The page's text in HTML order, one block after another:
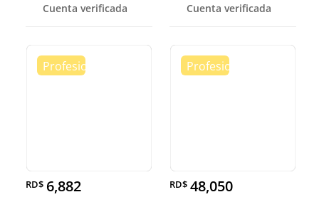
Cuenta verificada Cuenta verificada
RD$ 6,882 RD$ 48,050